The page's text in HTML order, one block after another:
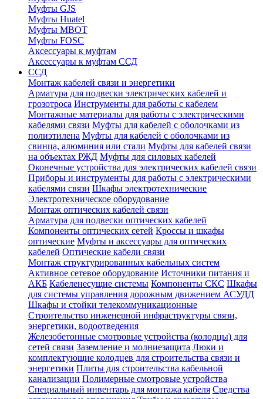
Муфты GJS
Муфты Huatel
Муфты МВОТ
Муфты FOSC
Аксессуары к муфтам
Аксессуары к муфтам ССД
ССД
Монтаж кабелей связи и энергетики
Арматура для подвески электрических кабелей и
грозотроса Инструменты для работы с кабелем
Монтажные материалы для работы с электрическими
кабелями связи Муфты для кабелей с оболочками из
полиэтилена Муфты для кабелей с оболочками из
свинца, алюминия или стали Муфты для кабелей связи
на объектах РЖД Муфты для силовых кабелей
Оконечные устройства для электрических кабелей связи
Приборы и инструменты для работы с электрическими
кабелями связи Шкафы электротехнические
Электротехническое оборудование
Монтаж оптических кабелей связи
Арматура для подвески оптических кабелей
Компоненты оптических сетей Кроссы и шкафы
оптические Муфты и аксессуары для оптических
кабелей Оптические кабели связи
Монтаж структурированных кабельных систем
Активное сетевое оборудование Источники питания и
АКБ Кабеленесущие системы Компоненты СКС Шкафы
для системы управления дорожным движением АСУДД
Шкафы и стойки телекоммуникационные
Строительство инженерной инфраструктуры связи,
энергетики, водоотведения
Железобетонные смотровые устройства (колодцы) для
сетей связи Заземление и молниезащита Люки и
комплектующие колодцев для строительства связи и
энергетики Плиты для строительства кабельной
канализации Полимерные смотровые устройства
Специальный инвентарь для монтажа кабеля Средства